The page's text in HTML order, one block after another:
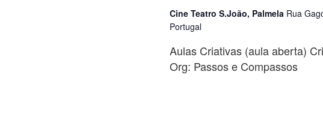
Cine Teatro S.João, Palmela Rua
Portugal
Aulas Criativas (aula aberta)
Org: Passos e Compassos